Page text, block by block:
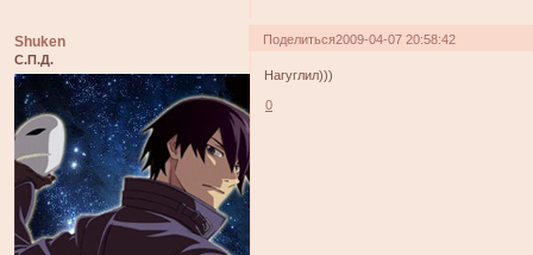
Поделиться2009-04-07 20:58:42
Shuken
С.П.Д.
Нагуглил)))
0